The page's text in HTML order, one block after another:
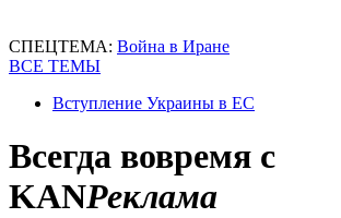
СПЕЦТЕМА: Война в Иране
ВСЕ ТЕМЫ
Вступление Украины в ЕС
Всегда вовремя с
KANРеклама